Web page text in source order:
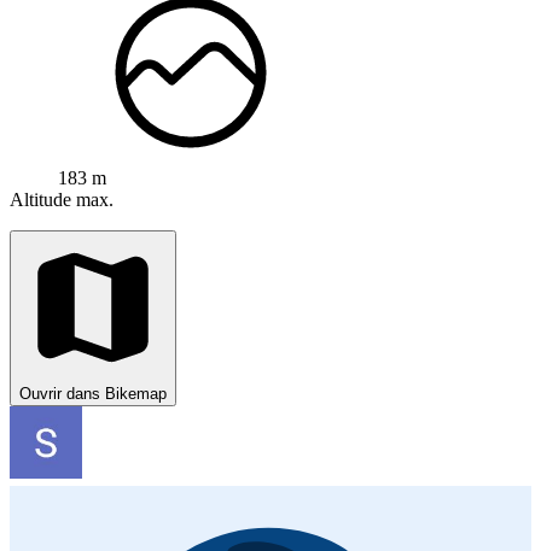
183 m
Altitude max.
Ouvrir dans Bikemap